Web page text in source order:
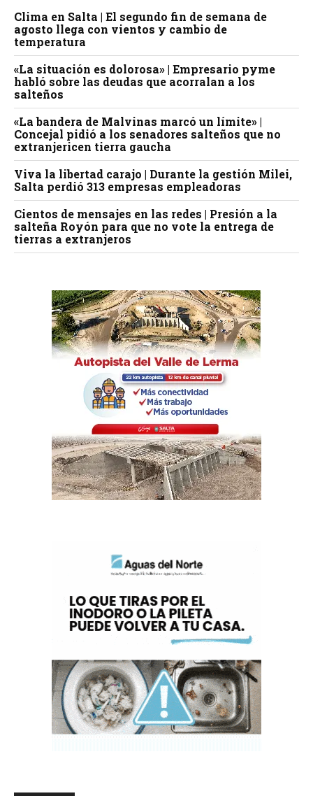
Clima en Salta | El segundo fin de semana de
agosto llega con vientos y cambio de
temperatura
«La situación es dolorosa» | Empresario pyme
habló sobre las deudas que acorralan a los
salteños
«La bandera de Malvinas marcó un límite» |
Concejal pidió a los senadores salteños que no
extranjericen tierra gaucha
Viva la libertad carajo | Durante la gestión Milei,
Salta perdió 313 empresas empleadoras
Cientos de mensajes en las redes | Presión a la
salteña Royón para que no vote la entrega de
tierras a extranjeros